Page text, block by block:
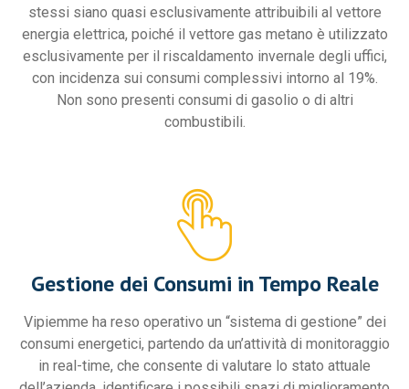
stessi siano quasi esclusivamente attribuibili al vettore
energia elettrica, poiché il vettore gas metano è utilizzato
esclusivamente per il riscaldamento invernale degli uffici,
con incidenza sui consumi complessivi intorno al 19%.
Non sono presenti consumi di gasolio o di altri
combustibili.
Gestione dei Consumi in Tempo Reale
Vipiemme ha reso operativo un “sistema di gestione” dei
consumi energetici, partendo da un’attività di monitoraggio
in real-time, che consente di valutare lo stato attuale